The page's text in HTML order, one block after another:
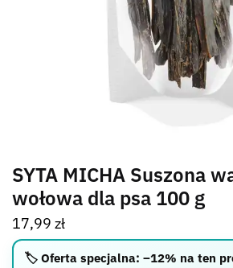
SYTA MICHA Suszona
wołowa dla psa 100 g
17,99 zł
🏷️ Oferta specjalna: –12% na ten